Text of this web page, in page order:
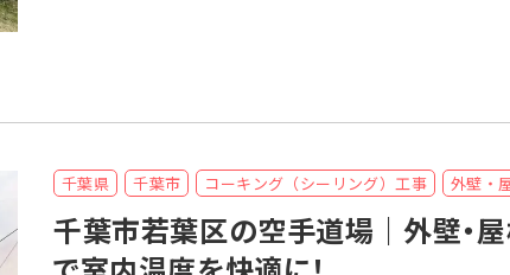
千葉県 千葉市 コーキング（シーリング）工事 外壁・
千葉市若葉区の空手道場｜外壁・